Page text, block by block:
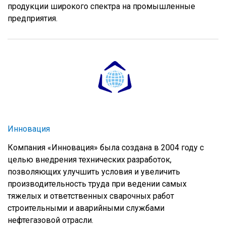
продукции широкого спектра на промышленные
предприятия.
Инновация
Компания «Инновация» была создана в 2004 году с
целью внедрения технических разработок,
позволяющих улучшить условия и увеличить
производительность труда при ведении самых
тяжелых и ответственных сварочных работ
строительными и аварийными службами
нефтегазовой отрасли.